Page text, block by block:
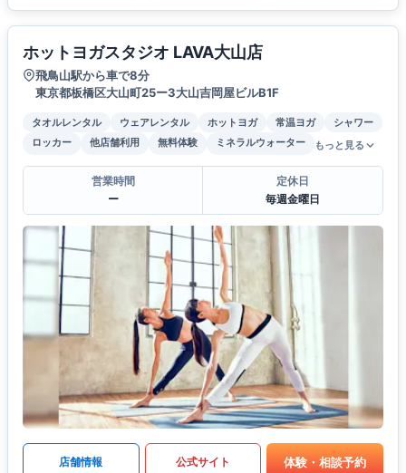
ホットヨガスタジオ LAVA大山店
飛鳥山駅から車で8分
東京都板橋区大山町25ー3大山吉岡屋ビルB1F
タオルレンタル ウェアレンタル ホットヨガ 常温ヨガ
シャワー
ロッカー
他店舗利用 無料体験 ミネラルウォーター もっと見る
営業時間
ー
定休日
毎週金曜日
店舗情報 公式サイト 体験・相談予約